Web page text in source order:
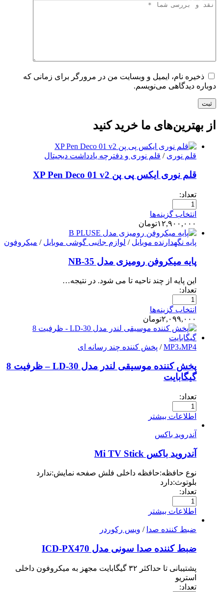
ذخیره نام، ایمیل و وبسایت من در مرورگر برای زمانی که
دوباره دیدگاهی می‌نویسم.
ثبت
از بهترین‌های ما خرید کنید
قلم نوری / قلم نوری و دفترچه یادداشت دیجیتال
قلم نوری ایکس پی پن XP Pen Deco 01 v2
تعداد:
انتخاب گزینه‌ها
۱۲,۹۰۰,۰۰۰تومان
پایه نگهدارنده موبایل / لوازم جانبی گوشی موبایل / میکروفون
پایه میکروفن رومیزی مدل NB-35
این پایه از چند ناحیه تا می شود. در نتیجه…
تعداد:
انتخاب گزینه‌ها
۲,۰۹۹,۰۰۰تومان
MP3،MP4/ پخش کننده چند رسانه ای
پخش کننده موسیقی لندر مدل LD-30 – ظرفیت 8
گیگابایت
تعداد:
اطلاعات بیشتر
آندروید باکس
آندروید باکس Mi TV Stick
نوع حافظه:حافظه داخلی فلش صفحه نمایش:ندارد
بلوتوث:دارد
تعداد:
اطلاعات بیشتر
ضبط کننده صدا / ویس رکوردر
ضبط کننده صدا سونی مدل ICD-PX470
پشتیبانی تا حداکثر ۳۲ گیگابایت مجهز به میکروفون داخلی
استریو
تعداد: